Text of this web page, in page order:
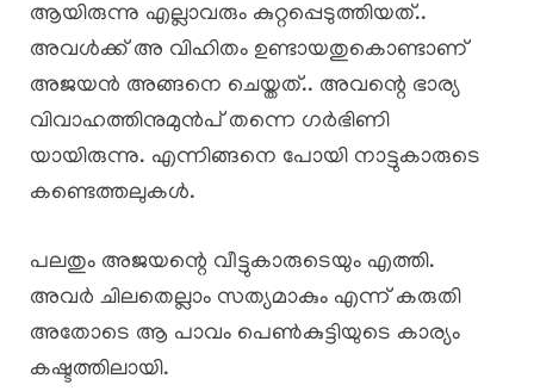
ആയിരുന്നു എല്ലാവരും കുറ്റപ്പെടുത്തിയത്..
അവൾക്ക് അ വിഹിതം ഉണ്ടായതുകൊണ്ടാണ്
അജയൻ അങ്ങനെ ചെയ്തത്.. അവന്റെ ഭാര്യ
വിവാഹത്തിനുമുൻപ് തന്നെ ഗർഭിണി
യായിരുന്നു. എന്നിങ്ങനെ പോയി നാട്ടുകാരുടെ
കണ്ടെത്തലുകൾ.
പലതും അജയന്റെ വീട്ടുകാരുടെയും എത്തി.
അവർ ചിലതെല്ലാം സത്യമാകും എന്ന് കരുതി
അതോടെ ആ പാവം പെൺകുട്ടിയുടെ കാര്യം
കഷ്ടത്തിലായി.